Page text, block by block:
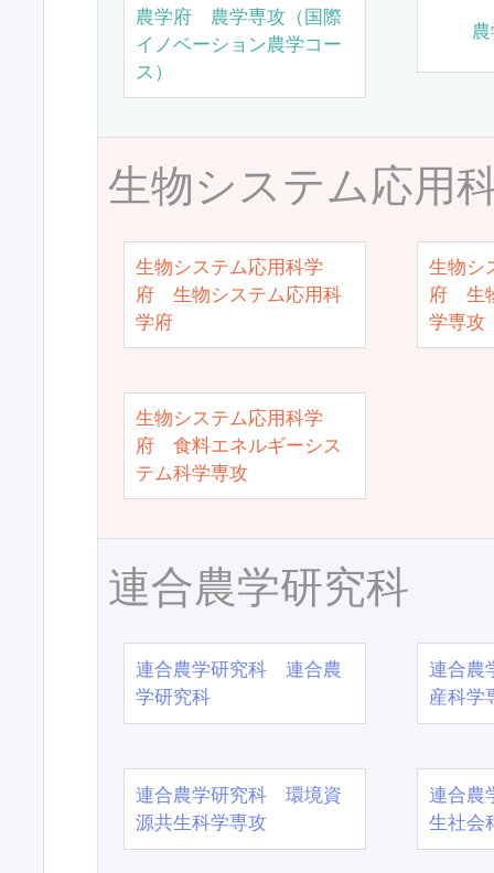
農学府 農学専攻（国際
イノベーション農学コー
ス）
生物システム応用
生物システム応用科学
府 生物システム応用科
学府
生物シ
府 生
学専攻
生物システム応用科学
府 食料エネルギーシス
テム科学専攻
連合農学研究科
連合農学研究科 連合農
学研究科
連合農
産科学
連合農学研究科 環境資
源共生科学専攻
連合農
生社会